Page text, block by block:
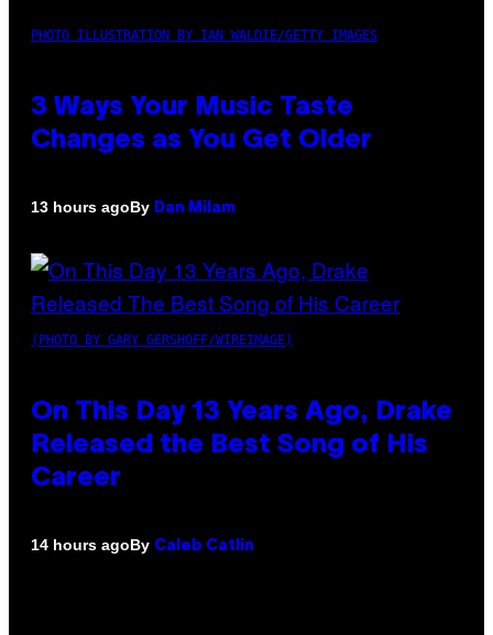
PHOTO ILLUSTRATION BY IAN WALDIE/GETTY IMAGES
3 Ways Your Music Taste
Changes as You Get Older
13 hours agoBy Dan Milam
(PHOTO BY GARY GERSHOFF/WIREIMAGE)
On This Day 13 Years Ago, Drake
Released the Best Song of His
Career
14 hours agoBy Caleb Catlin